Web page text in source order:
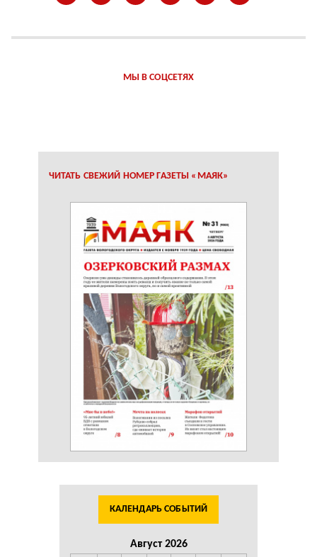
МЫ В СОЦСЕТЯХ
ЧИТАТЬ СВЕЖИЙ НОМЕР ГАЗЕТЫ «МАЯК»
КАЛЕНДАРЬ СОБЫТИЙ
Август 2026